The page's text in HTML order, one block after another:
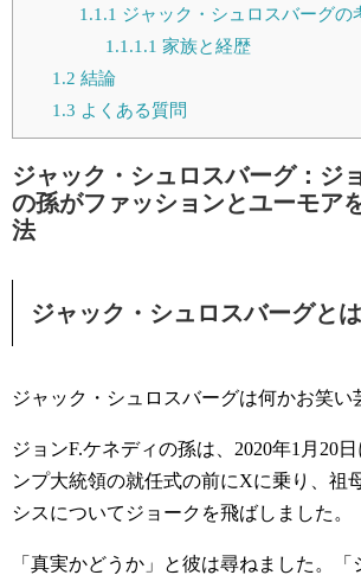
1.1.1 ジャック・シュロスバーグの
1.1.1.1 家族と経歴
1.2 結論
1.3 よくある質問
ジャック・シュロスバーグ：ジ
の孫がファッションとユーモア
法
ジャック・シュロスバーグとは
ジャック・シュロスバーグは何かお笑い
ジョンF.ケネディの孫は、2020年1月20
ンプ大統領の就任式の前にXに乗り、祖
シスについてジョークを飛ばしました。
「真実かどうか」と彼は尋ねました。「